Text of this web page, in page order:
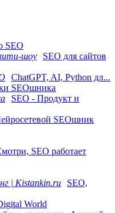
SEO
SEO для сайтов
ChatGPT, AI, Python дл...
SEOшника
SEO - Продукт и
SEOшник
SEO работает
SEO,
World